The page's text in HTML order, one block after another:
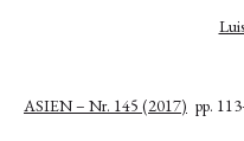
ASIEN – Nr. 145 (2017) pp.